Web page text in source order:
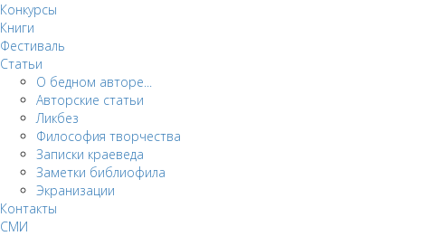
Конкурсы
Книги
Фестиваль
Статьи
О бедном авторе...
Авторские статьи
Ликбез
Философия творчества
Записки краеведа
Заметки библиофила
Экранизации
Контакты
СМИ